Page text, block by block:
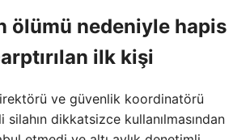
ölümü nedeniyle hapis
ilk kişi
ve güvenlik koordinatörü
silahın dikkatsizce kullanılmasından